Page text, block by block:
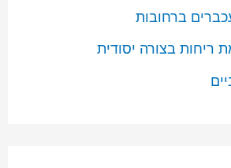
ברחובות
ריחות בצורה יסודית